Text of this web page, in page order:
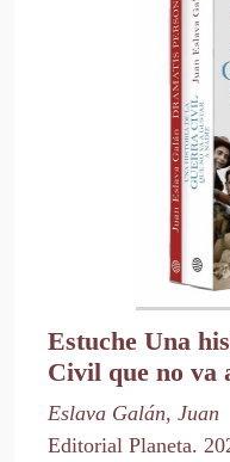
Estuche Una
Civil que no va
Eslava Galán, Juan
Editorial Planeta.